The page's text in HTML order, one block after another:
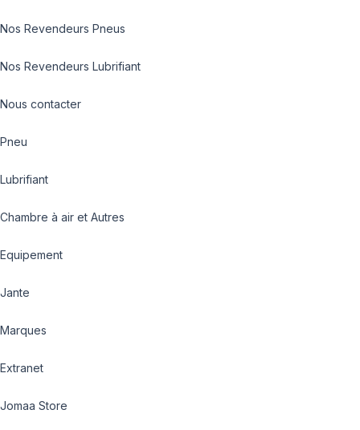
Nos Revendeurs Pneus
Nos Revendeurs Lubrifiant
Nous contacter
Pneu
Lubrifiant
Chambre à air et Autres
Equipement
Jante
Marques
Extranet
Jomaa Store